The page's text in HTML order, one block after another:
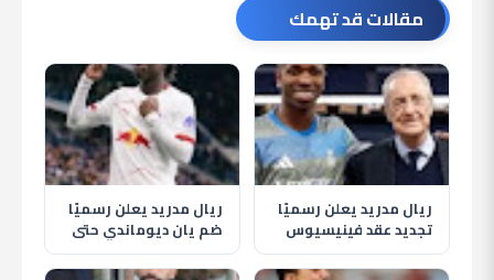
مقالات قد تهمك
ريال مدريد يعلن رسميًا
تجديد عقد فينيسيوس
جونيور حتى 2032
ريال مدريد يعلن رسميًا
ضم يان ديوماندي حتى
2033 في أغلى صفقة
بتاريخ النادي